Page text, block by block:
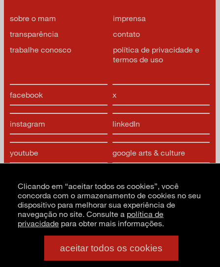
facebook x
instagram linkedIn
youtube google arts & culture
sobre o mam
imprensa
transparência
contato
trabalhe conosco
política de privacidade e
termos de uso
CNPJ: 62.520.218/0001-24
Clicando em “aceitar todos os cookies”, você
concorda com o armazenamento de cookies no seu
dispositivo para melhorar sua experiência de
navegação no site. Consulte a política de
privacidade para obter mais informações.
aceitar todos os cookies